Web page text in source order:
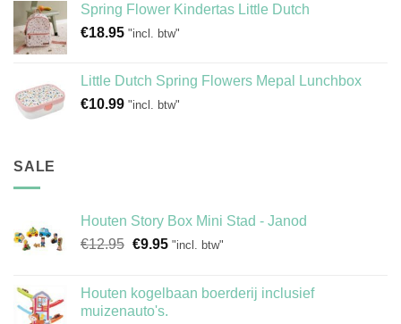
Spring Flower Kindertas Little Dutch
€18.95 "incl. btw"
Little Dutch Spring Flowers Mepal Lunchbox
€10.99 "incl. btw"
SALE
Houten Story Box Mini Stad - Janod
€12.95 Oorspronkelijke
€12.95.
€9.95Huidige
€9.95.
"incl. btw"
Houten kogelbaan boerderij inclusief
muizenauto's.